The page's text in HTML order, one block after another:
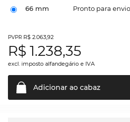
66 mm Pronto para
PVPR R$ 2.063,92
R$ 1.238,35
excl. imposto alfandegário e IVA
Adicionar ao cabaz